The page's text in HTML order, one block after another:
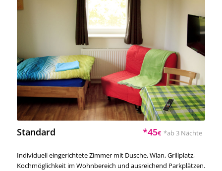
Standard *45€ *ab 3 Nächte
Individuell eingerichtete Zimmer mit Dusche, Wlan, Grillplatz,
Kochmöglichkeit im Wohnbereich und ausreichend Parkplätzen.